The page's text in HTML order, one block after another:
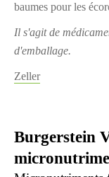
baumes pour les
Il s'agit de
d'emballage.
Zeller
Burgerstein